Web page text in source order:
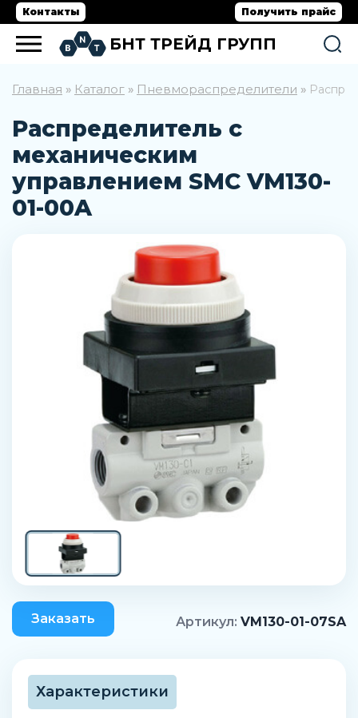
Контакты Получить прайс
БНТ ТРЕЙД ГРУПП
Главная » Каталог » Пневмораспределители »
Распределитель с
механическим
управлением SMC VM130-
01-00A
Заказать Артикул: VM130-01-07SA
Характеристики